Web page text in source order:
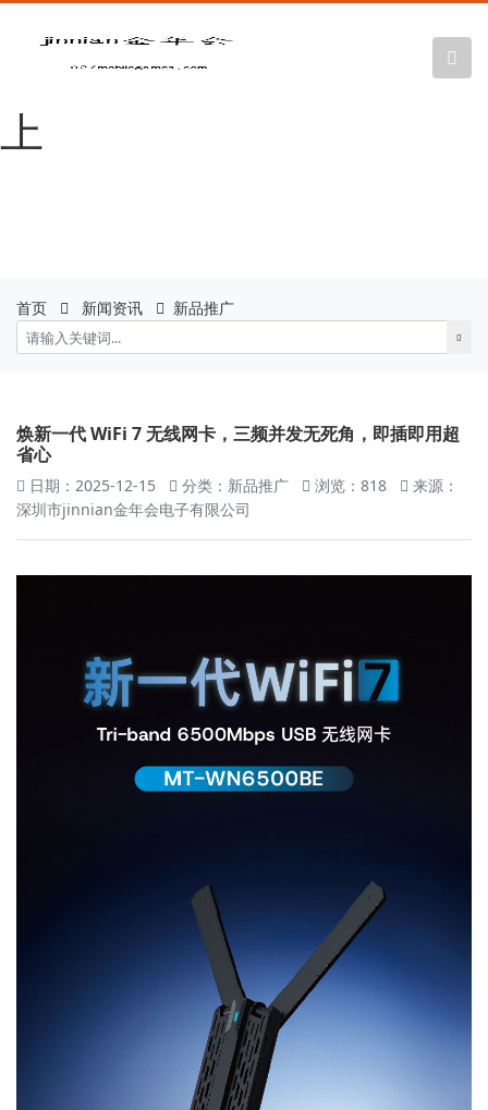
金年会|金年会
·jinnian(金字招牌)诚信至
上
首页 新闻资讯 新品推广
焕新一代 WiFi 7 无线网卡，三频并发无死角，即插即用超
省心
日期：2025-12-15 分类：新品推广 浏览：818
来源：
深圳市jinnian金年会电子有限公司